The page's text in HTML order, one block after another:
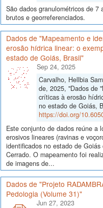
São dados granulométricos de 7
brutos e georreferenciados.
Dados de "Mapeamento e
erosão hídrica linear: o
estado de Goiás, Brasil"
Sep 24, 2025
Carvalho, Hellbia
de, 2025, "Dados de
críticas à erosão
no estado de Goiás,
https://doi.org/
Este conjunto de dados reúne a
erosivos lineares (ravinas e
identificados no estado de
Cerrado. O mapeamento foi
de imagens de...
Dados de "Projeto
Pedologia (Volume 31)"
Jun 27, 2023